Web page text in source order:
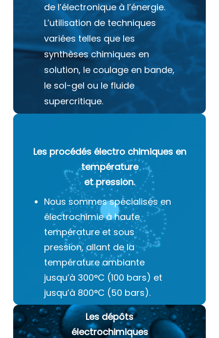
de l’électronique à l’énergie.
L’utilisation de techniques
variées telles que les
synthèses chimiques en
solution, le coulage en bande,
le sol-gel ou le fluide
supercritique.
Les procédés électro chimiques en
température
et pression.
Nous sommes spécialisés en
électrochimie à haute
température et sous
pression, allant de la
température ambiante
jusqu’à 300°C (100 bars) et
jusqu’à 800°C (50 bars).
Les dépôts
électrochimiques